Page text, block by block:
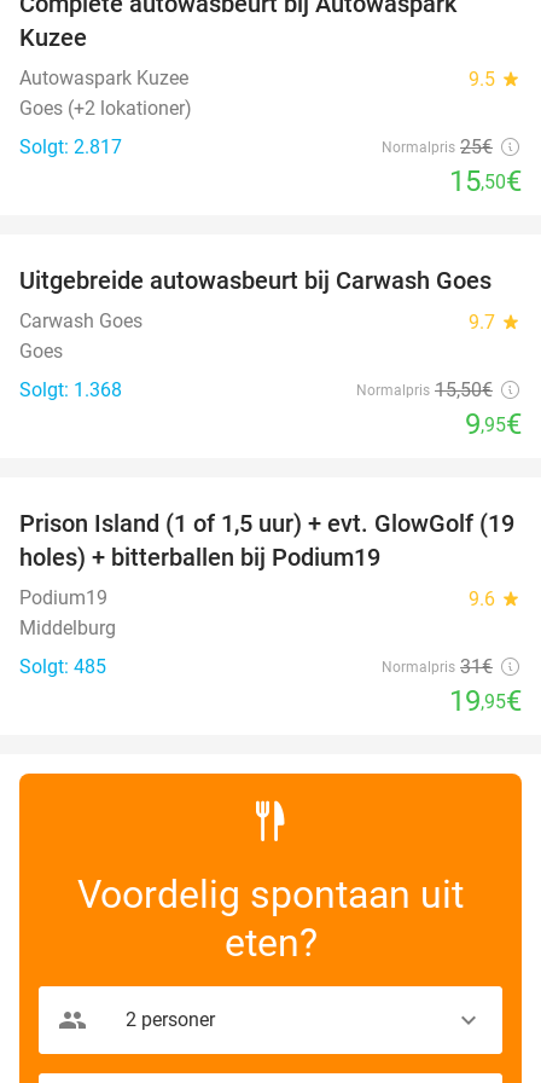
Kuzee
Autowaspark Kuzee 9.5 star
Goes (+2 lokationer)
Solgt: 2.817
Normalpris 25€
15,50€
36%
Uitgebreide autowasbeurt bij Carwash Goes
Carwash Goes 9.7 star
Goes
Solgt: 1.368
Normalpris 15,50€
9,95€
36%
Prison Island (1 of 1,5 uur) + evt. GlowGolf (19
holes) + bitterballen bij Podium19
Podium19 9.6 star
Middelburg
Solgt: 485
Normalpris 31€
19,95€
Voordelig spontaan uit
eten?